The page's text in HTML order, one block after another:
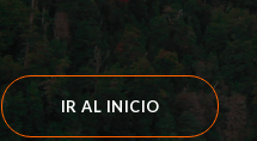
IR AL INICIO